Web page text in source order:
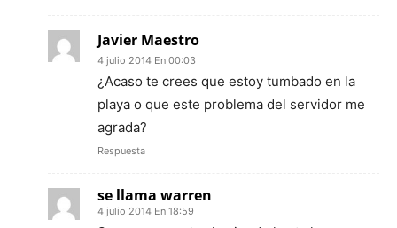
Javier Maestro
4 julio 2014 En 00:03
¿Acaso te crees que estoy tumbado en la
playa o que este problema del servidor me
agrada?
Respuesta
se llama warren
4 julio 2014 En 18:59